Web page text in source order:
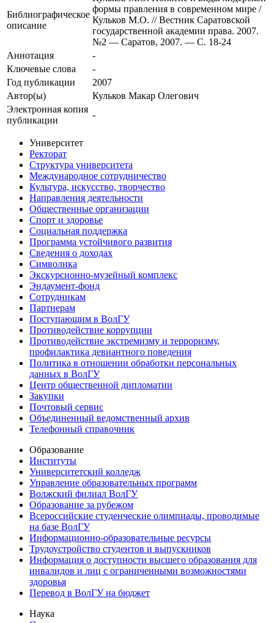
Библиографическое
описание
формы правления в современном мире /
Кульков М.О. // Вестник Саратовской
государственной академии права. 2007.
№2 — Саратов, 2007. — С. 18-24
Аннотация
-
Ключевые cлова
-
Год публикации
2007
Автор(ы)
Кульков Макар Олегович
Электронная копия
публикации
-
Университет
Ректорат
Структура университета
Международное сотрудничество
Культура, искусство, творчество
Направления деятельности
Общественные организации
Спорт и здоровье
Социальная поддержка
Программа устойчивого развития
Сведения о доходах
Символика
Экскурсионно-музейный комплекс
Эндаумент-фонд
Сотрудникам
Партнерам
Поступающим в ВолГУ
Противодействие коррупции
Противодействие экстремизму и терроризму,
профилактика девиантного поведения
Политика в отношении обработки персональных
данных в ВолГУ
Центр общественной дипломатии
Закупки
Почтовый сервис
Объединенный ведомственный архив
Телефонный справочник
Образование
Институты
Университетский колледж
Управление образовательных программ
Волжский филиал ВолГУ
Образование за рубежом
Всероссийские студенческие олимпиады, проводимые
на базе ВолГУ
Информационно-образовательные ресурсы
Трудоустройство студентов и выпускников
Информация о доступности высшего образования для
инвалидов и лиц с ограниченными возможностями
здоровья
Перевод в ВолГУ на бюджет
Наука